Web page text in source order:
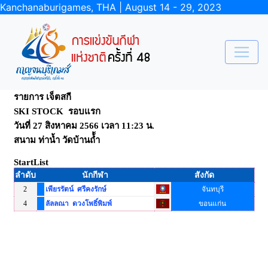
Kanchanaburigames, THA | August 14 - 29, 2023
รายการ เจ็ตสกี
SKI STOCK รอบแรก
วันที่ 27 สิงหาคม 2566 เวลา 11:23 น.
สนาม ท่าน้ำ วัดบ้านถ้้ำ
StartList
ลำดับ นักกีฬา สังกัด
2 เพียรรัตน์ ศรีคงรักษ์
จันทบุรี
4
ลัลลณา ดวงโพธิ์พิมพ์ ขอนแก่น